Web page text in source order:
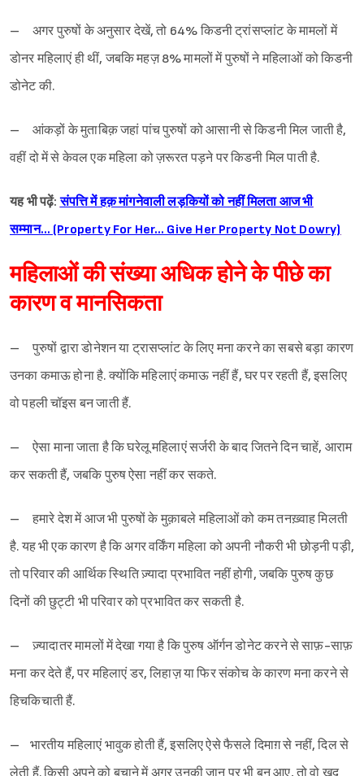
– अगर पुरुषों के अनुसार देखें, तो 64% किडनी ट्रांसप्लांट के मामलों में
डोनर महिलाएं ही थीं, जबकि महज़ 8% मामलों में पुरुषों ने महिलाओं को किडनी
डोनेट की.
– आंकड़ों के मुताबिक़ जहां पांच पुरुषों को आसानी से किडनी मिल जाती है,
वहीं दो में से केवल एक महिला को ज़रूरत पड़ने पर किडनी मिल पाती है.
यह भी पढ़ें:संपत्ति में हक़ मांगनेवाली लड़कियों को नहीं मिलता आज भी
सम्मान… (Property For Her… Give Her Property Not Dowry)
महिलाओं की संख्या अधिक होने के पीछे का
कारण व मानसिकता
– पुरुषों द्वारा डोनेशन या ट्रासप्लांट के लिए मना करने का सबसे बड़ा कारण
उनका कमाऊ होना है. क्योंकि महिलाएं कमाऊ नहीं हैं, घर पर रहती हैं, इसलिए
वो पहली चॉइस बन जाती हैं.
– ऐसा माना जाता है कि घरेलू महिलाएं सर्जरी के बाद जितने दिन चाहें, आराम
कर सकती हैं, जबकि पुरुष ऐसा नहीं कर सकते.
– हमारे देश में आज भी पुरुषों के मुक़ाबले महिलाओं को कम तनख़्वाह मिलती
है. यह भी एक कारण है कि अगर वर्किंग महिला को अपनी नौकरी भी छोड़नी पड़ी,
तो परिवार की आर्थिक स्थिति ज़्यादा प्रभावित नहीं होगी, जबकि पुरुष कुछ
दिनों की छुट्टी भी परिवार को प्रभावित कर सकती है.
– ज़्यादातर मामलों में देखा गया है कि पुरुष ऑर्गन डोनेट करने से साफ़-साफ़
मना कर देते हैं, पर महिलाएं डर, लिहाज़ या फिर संकोच के कारण मना करने से
हिचकिचाती हैं.
– भारतीय महिलाएं भावुक होती हैं, इसलिए ऐसे फैसले दिमाग़ से नहीं, दिल से